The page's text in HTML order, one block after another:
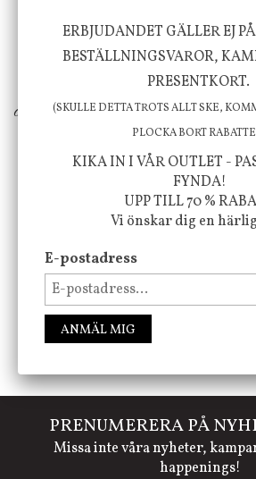
välbefinnande för dig och
inspiration från naturen och
erbjuder vi omsorgsfullt
ökar trivsel i ditt hem och
att öka ditt
FÖLJ OSS PÅ
PRENUMERERA PÅ
Missa inte våra nyheter,
happenings!
ERBJUDANDET GÄLLER EJ
BESTÄLLNINGSVAROR,
PRESENTKORT.
(SKULLE DETTA TROTS ALLT SKE,
PLOCKA BORT
KIKA IN I VÅR OUTLET -
FYNDA!
UPP TILL 70 %
Vi önskar dig en
E-postadress
ANMÄL MIG